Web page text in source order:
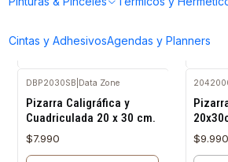
Cintas y AdhesivosAgendas y Planners
VER DETALLES
DBP2030SB Data Zone
Pizarra Caligráfica y
Cuadriculada 20 x 30 cm.
$7.990 $9.990